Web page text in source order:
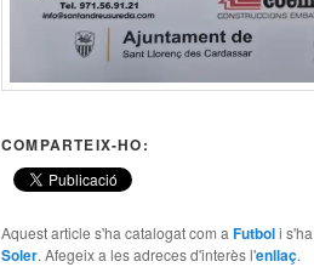
COMPARTEIX-HO:
Aquest article s'ha catalogat com a Futboli
Soler. Afegeix a les adreces d'interès l'enllaç.